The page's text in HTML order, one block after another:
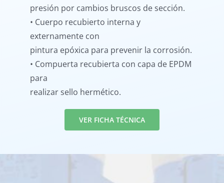
presión por cambios bruscos de sección.
• Cuerpo recubierto interna y
externamente con
pintura epóxica para prevenir la corrosión.
• Compuerta recubierta con capa de EPDM
para
realizar sello hermético.
VER FICHA TÉCNICA